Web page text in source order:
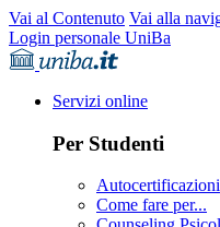
Vai al Contenuto Vai alla
Login personale UniBa
Servizi online
Per Studenti
Autocertificazioni
Come fare per...